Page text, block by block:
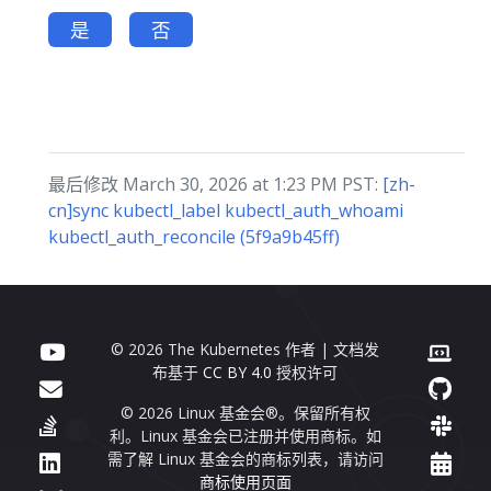
是 否
最后修改 March 30, 2026 at 1:23 PM PST: [zh-
cn]sync kubectl_label kubectl_auth_whoami
kubectl_auth_reconcile (5f9a9b45ff)
© 2026 The Kubernetes 作者 | 文档发
布基于CC BY 4.0 授权许可
© 2026 Linux 基金会®。保留所有权
利。Linux 基金会已注册并使用商标。如
需了解 Linux 基金会的商标列表，请访问
商标使用页面